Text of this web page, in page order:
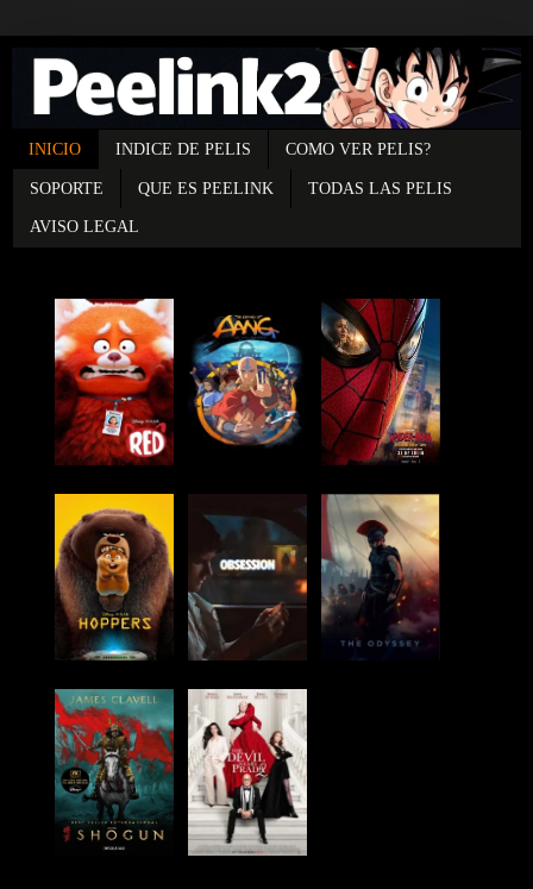
INICIO INDICE DE PELIS COMO VER PELIS?
SOPORTE QUE ES PEELINK TODAS LAS PELIS
AVISO LEGAL